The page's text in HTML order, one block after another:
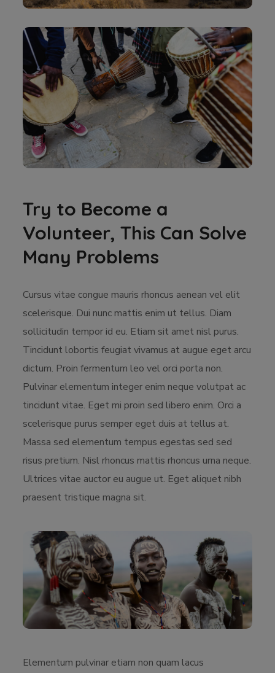
Try to Become a
Volunteer, This Can Solve
Many Problems
Cursus vitae congue mauris rhoncus aenean vel elit
scelerisque. Dui nunc mattis enim ut tellus. Diam
sollicitudin tempor id eu. Etiam sit amet nisl purus.
Tincidunt lobortis feugiat vivamus at augue eget arcu
dictum. Proin fermentum leo vel orci porta non.
Pulvinar elementum integer enim neque volutpat ac
tincidunt vitae. Eget mi proin sed libero enim. Orci a
scelerisque purus semper eget duis at tellus at.
Massa sed elementum tempus egestas sed sed
risus pretium. Nisl rhoncus mattis rhoncus urna neque.
Ultrices vitae auctor eu augue ut. Eget aliquet nibh
praesent tristique magna sit.
Elementum pulvinar etiam non quam lacus